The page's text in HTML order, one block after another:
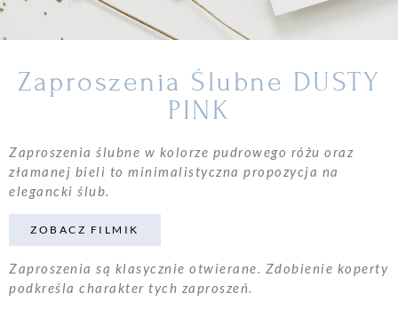
Zaproszenia Ślubne DUSTY
PINK
Zaproszenia ślubne w kolorze pudrowego różu oraz
złamanej bieli to minimalistyczna propozycja na
elegancki ślub.
ZOBACZ FILMIK
Zaproszenia są klasycznie otwierane. Zdobienie koperty
podkreśla charakter tych zaproszeń.